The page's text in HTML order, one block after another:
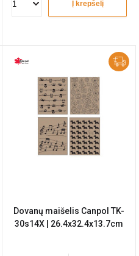
Į krepšelį
Dovanų maišelis Canpol TK-
30s14X | 26.4x32.4x13.7cm